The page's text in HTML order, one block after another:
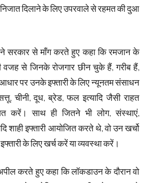
दिलाने के लिए उपरवाले से रहमत की दुआ
सरकार से माँग करते हुए कहा कि रमजान के
वजह से जिनके रोजगार छीन चुके हैं, गरीब हैं,
पर उनके इफ्तारी के लिए न्यूनतम संसाधन
चीनी, दूध, ब्रेड, फल इत्यादि जैसी राहत
करें। साथ ही जितने भी लोग, संस्थाएं,
शाही इफ्तारी आयोजित करते थे, वो उन खर्चो
इफ्तारी के लिए खर्च करें या व्यवस्था करें।
करते हुए कहा कि लॉकडाउन के दौरान वो